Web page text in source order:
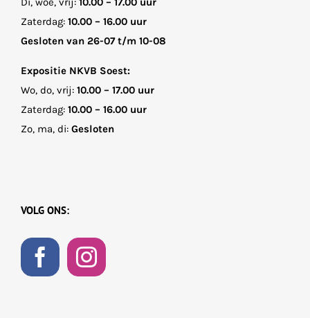
Zaterdag: 10.00 – 16.00 uur
Gesloten van 26-07 t/m 10-08
Expositie NKVB Soest:
Wo, do, vrij: 10.00 – 17.00 uur
Zaterdag: 10.00 – 16.00 uur
Zo, ma, di: Gesloten
VOLG ONS: